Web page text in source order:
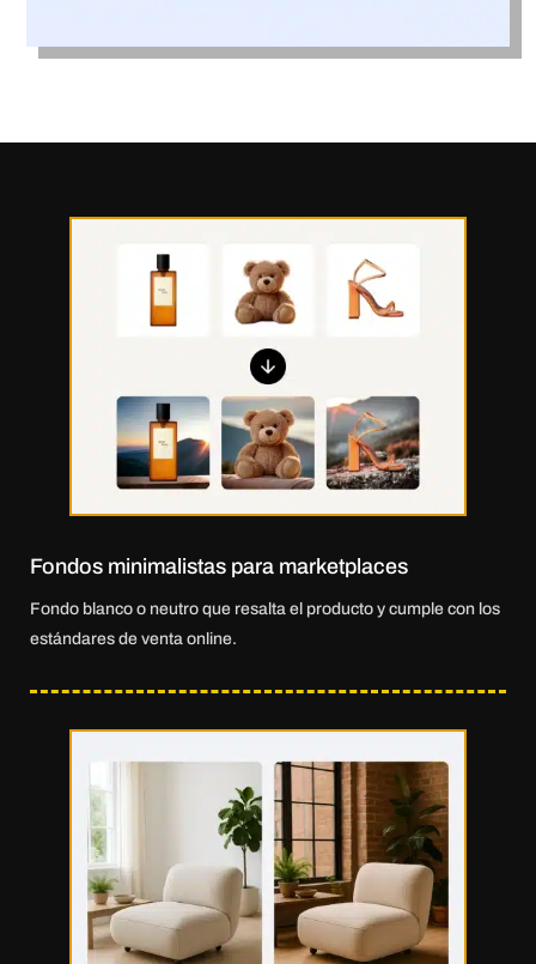
Fondos minimalistas para marketplaces
Fondo blanco o neutro que resalta el producto y cumple con los
estándares de venta online.